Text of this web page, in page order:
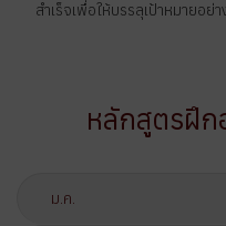
สำเร็จเพื่อให้บรรลุเป้าหมายอย่
หลักสูตรฝึก
ม.ค.